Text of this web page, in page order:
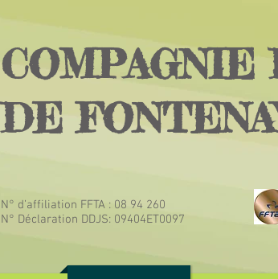
COMPAGNIE
DE
N° d’affiliation FFTA : 08 94 260
N° Déclaration DDJS: 09404ET0097